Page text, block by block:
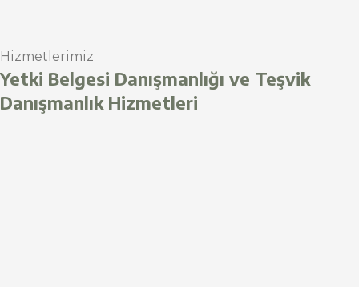
Hizmetlerimiz
Yetki Belgesi Danışmanlığı ve Teşvik
Danışmanlık Hizmetleri